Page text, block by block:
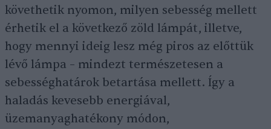
követhetik nyomon, milyen sebesség mellett
érhetik el a következő zöld lámpát, illetve,
hogy mennyi ideig lesz még piros az előttük
lévő lámpa – mindezt természetesen a
sebességhatárok betartása mellett. Így a
haladás kevesebb energiával,
üzemanyaghatékony módon,